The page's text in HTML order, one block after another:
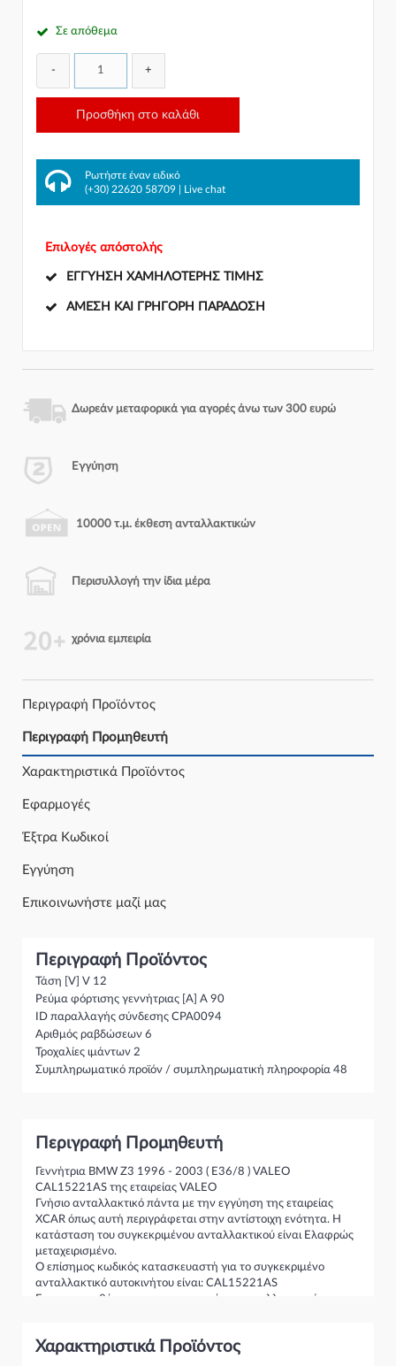
Σε απόθεμα
- +
Προσθήκη στο καλάθι
Ρωτήστε έναν ειδικό
(+30) 22620 58709
Live chat
Επιλογές απόστολής
ΕΓΓΎΗΣΗ ΧΑΜΗΛΌΤΕΡΗΣ ΤΙΜΉΣ
ΆΜΕΣΗ ΚΑΙ ΓΡΉΓΟΡΗ ΠΑΡΆΔΟΣΗ
Δωρεάν μεταφορικά για αγορές άνω των 300 ευρώ
Εγγύηση
10000 τ.μ. έκθεση ανταλλακτικών
Περισυλλογή την ίδια μέρα
χρόνια εμπειρία
Περιγραφή Προϊόντος
Περιγραφή Προμηθευτή
Χαρακτηριστικά Προϊόντος
Εφαρμογές
Έξτρα Κωδικοί
Εγγύηση
Επικοινωνήστε μαζί μας
Περιγραφή Προϊόντος
Τάση [V] V 12
Ρεύμα φόρτισης γεννήτριας [A] Α 90
ID παραλλαγής σύνδεσης CPA0094
Αριθμός ραβδώσεων 6
Τροχαλίες ιμάντων 2
Συμπληρωματικό προϊόν / συμπληρωματική πληροφορία 48
Περιγραφή Προμηθευτή
Γεννήτρια BMW Z3 1996 - 2003 ( E36/8 ) VALEO
CAL15221AS της εταιρείας VALEO
Γνήσιο ανταλλακτικό πάντα με την εγγύηση της εταιρείας
XCAR όπως αυτή περιγράφεται στην αντίστοιχη ενότητα. Η
κατάσταση του συγκεκριμένου ανταλλακτικού είναι Ελαφρώς
μεταχειρισμένο.
Ο επίσημος κωδικός κατασκευαστή για το συγκεκριμένο
ανταλλακτικό αυτοκινήτου είναι: CAL15221AS
Για την τοποθέτηση του συγκεκριμένου ανταλλακτικού
ανταλλακτικό ταιριάζει στο αυτοκίνητό σας μην διστάσετε να
Χαρακτηριστικά Προϊόντος